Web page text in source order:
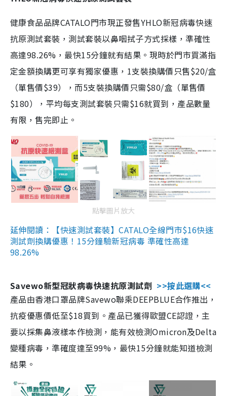
健康食品品牌CATALO門市現正發售YHLO新冠病毒快速
抗原測試套裝，測試套裝以鼻咽拭子方式採樣，準確性
高達98.26%，最快15分鐘就有結果。現時於門市買滿指
定金額換購更可享有獨家優惠，1支裝換購價只售$20/盒
（單售價$39），而5支裝換購價只需$80/盒（單售價
$180），平均每支測試套裝只需$16就買到，產品數量
有限，售完即止。
點擊圖片放大
延伸閱讀：【快速測試套裝】CATALO全線門市$16快速
測試劑換購優惠！15分鐘驗新冠病毒 準確性高達
98.26%
Savewo新型冠狀病毒快速抗原測試劑 >>按此選購<<
產品由香港口罩品牌Savewo聯乘DEEPBLUE合作推出，
抗疫優惠價低至$18買到。產品已獲得歐盟CE認證，主
要以採集鼻液樣本作檢測，能有效檢測Omicron及Delta
變種病毒，準確度達至99%，最快15分鐘就能知道檢測
結果。